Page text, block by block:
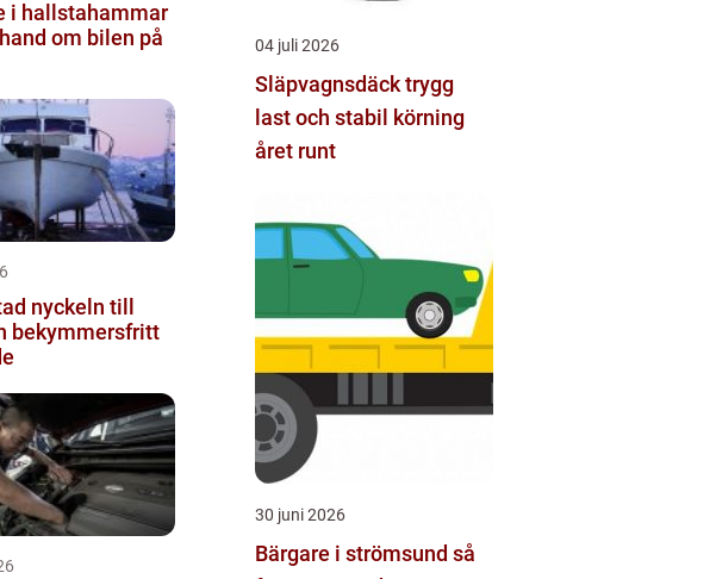
i hallstahammar
om bilen på
till
bekymmersfritt
04 juli 2026
Släpvagnsdäck trygg
last och stabil körning
året runt
30 juni 2026
Bärgare i strömsund så